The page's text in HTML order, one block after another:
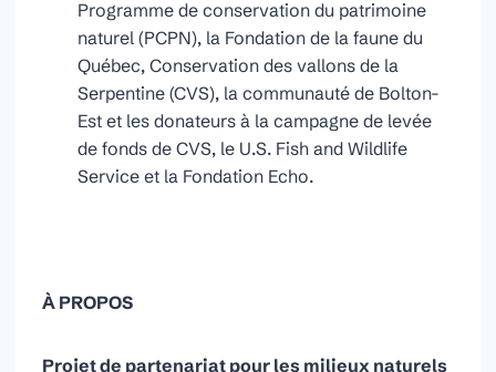
Programme de conservation du patrimoine
naturel (PCPN), la Fondation de la faune du
Québec, Conservation des vallons de la
Serpentine (CVS), la communauté de Bolton-
Est et les donateurs à la campagne de levée
de fonds de CVS, le U.S. Fish and Wildlife
Service et la Fondation Echo.
À PROPOS
Projet de partenariat pour les milieux naturels